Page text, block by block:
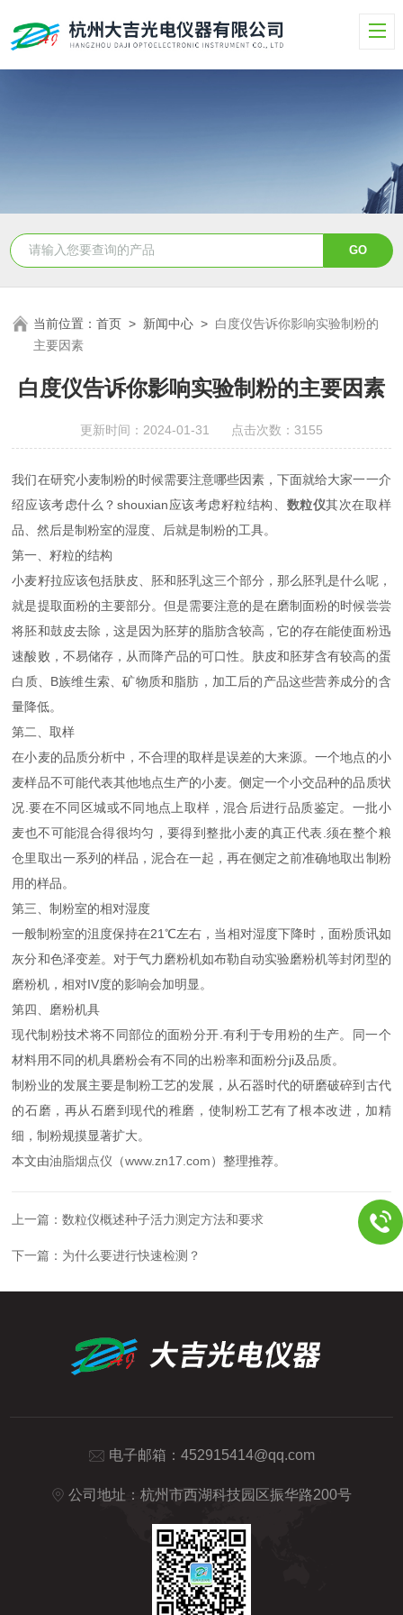
当前位置：首页 > 新闻中心 > 白度仪告诉你影响实验制粉的
主要因素
白度仪告诉你影响实验制粉的主要因素
更新时间：2024-01-31 点击次数：3155
我们在研究小麦制粉的时候需要注意哪些因素，下面就给大家一一介
绍应该考虑什么？shouxian应该考虑籽粒结构、 数粒仪其次在取样
品、然后是制粉室的湿度、后就是制粉的工具。
第一、籽粒的结构
小麦籽拉应该包括肤皮、胚和胚乳这三个部分，那么胚乳是什么呢，
就是提取面粉的主要部分。但是需要注意的是在磨制面粉的时候尝尝
将胚和鼓皮去除，这是因为胚芽的脂肪含较高，它的存在能使面粉迅
速酸败，不易储存，从而降产品的可口性。肤皮和胚芽含有较高的蛋
白质、B族维生索、矿物质和脂肪，加工后的产品这些营养成分的含
量降低。
第二、取样
在小麦的品质分析中，不合理的取样是误差的大来源。一个地点的小
麦样品不可能代表其他地点生产的小麦。侧定一个小交品种的品质状
况.要在不同区城或不同地点上取样，混合后进行品质鉴定。一批小
麦也不可能混合得很均匀，要得到整批小麦的真正代表.须在整个粮
仓里取出一系列的样品，泥合在一起，再在侧定之前准确地取出制粉
用的样品。
第三、制粉室的相对湿度
一般制粉室的沮度保持在21℃左右，当相对湿度下降时，面粉质讯如
灰分和色泽变差。对于气力磨粉机如布勒自动实验磨粉机等封闭型的
磨粉机，相对IV度的影响会加明显。
第四、磨粉机具
现代制粉技术将不同部位的面粉分开.有利于专用粉的生产。同一个
材料用不同的机具磨粉会有不同的出粉率和面粉分ji及品质。
制粉业的发展主要是制粉工艺的发展，从石器时代的研磨破碎到古代
的石磨，再从石磨到现代的稚磨，使制粉工艺有了根本改进，加精
细，制粉规摸显著扩大。
本文由油脂烟点仪 （www.zn17.com）整理推荐。
上一篇：数粒仪概述种子活力测定方法和要求
下一篇： 为什么要进行快速检测？
电子邮箱： 452915414@qq.com
公司地址：杭州市西湖科技园区振华路200号